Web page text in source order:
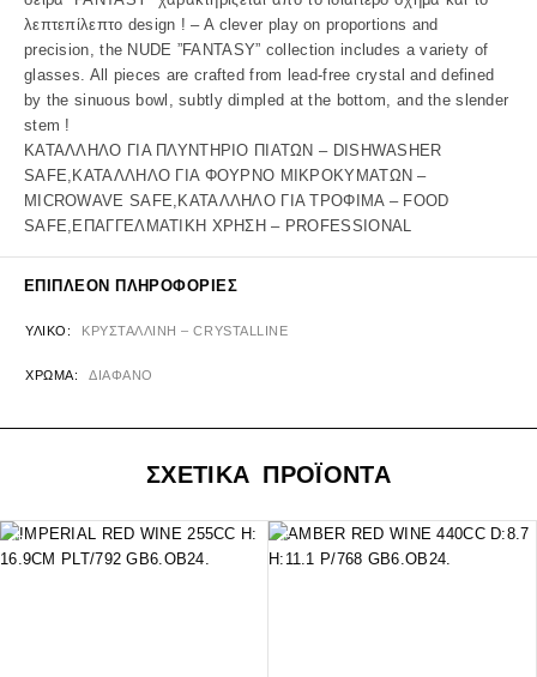
λεπτεπίλεπτο design ! – A clever play on proportions and
precision, the NUDE ”FANTASY” collection includes a variety of
glasses. All pieces are crafted from lead-free crystal and defined
by the sinuous bowl, subtly dimpled at the bottom, and the slender
stem !
ΚΑΤΑΛΛΗΛΟ ΓΙΑ ΠΛΥΝΤΗΡΙΟ ΠΙΑΤΩΝ – DISHWASHER
SAFE,ΚΑΤΑΛΛΗΛΟ ΓΙΑ ΦΟΥΡΝΟ ΜΙΚΡΟΚΥΜΑΤΩΝ –
MICROWAVE SAFE,ΚΑΤΑΛΛΗΛΟ ΓΙΑ ΤΡΟΦΙΜΑ – FOOD
SAFE,ΕΠΑΓΓΕΛΜΑΤΙΚΗ ΧΡΗΣΗ – PROFESSIONAL
ΕΠΙΠΛΈΟΝ ΠΛΗΡΟΦΟΡΊΕΣ
ΥΛΙΚΌ ΚΡΥΣΤΑΛΛΙΝΗ – CRYSTALLINE
ΧΡΏΜΑ ΔΙΑΦΑΝΟ
ΣΧΕΤΙΚΑ ΠΡΟΪΟΝΤΑ